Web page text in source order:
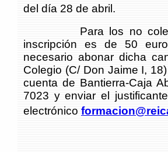
del día 28 de abril.
Para los no
inscripción es de 50
necesario abonar dicha
Colegio (C/ Don Jaime I,
cuenta de Bantierra-Caja
7023 y enviar el
electrónico